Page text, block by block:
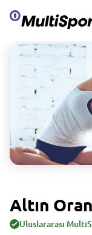
Altın
Uluslararası